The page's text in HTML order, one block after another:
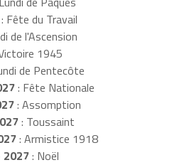
: Fête du Travail
de l'Ascension
1945
de Pentecôte
: Fête Nationale
: Assomption
: Toussaint
: Armistice 1918
2027: Noël